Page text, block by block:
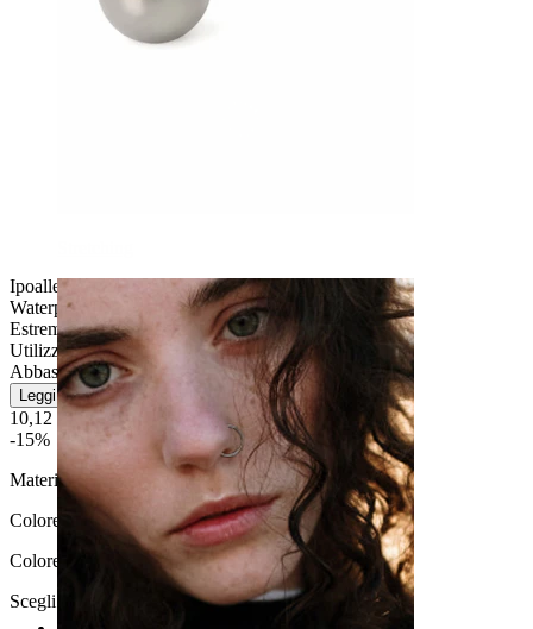
Ipoallergenico
Waterproof
Estremamente durevole
Utilizzo quotidiano
Abbastanza facile
Leggi di più
10,12 €11,90 €
-15%
Materiale:Titanio
Colore:
Grigio argento
Colore della pietra :
Scegli Colore della pietra